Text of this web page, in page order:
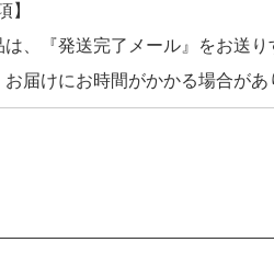
】
、『発送完了メール』をお送り
届けにお時間がかかる場合があ